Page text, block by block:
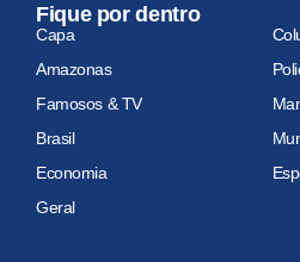
Fique por dentro
Capa
Amazonas
Famosos & TV
Brasil
Economia
Geral